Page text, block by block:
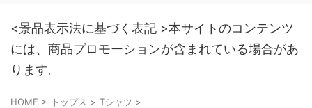
<景品表示法に基づく表記 >本サイトのコンテンツ
には、商品プロモーションが含まれている場合があ
ります。
HOME > トップス > Tシャツ >